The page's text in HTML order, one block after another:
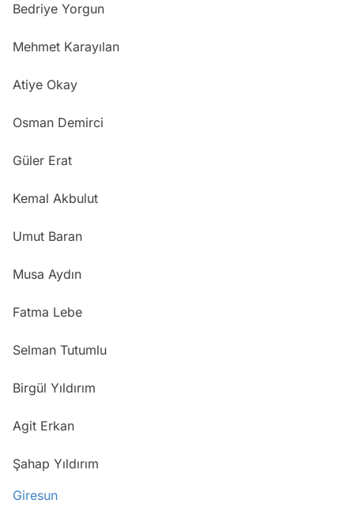
Bedriye Yorgun
Mehmet Karayılan
Atiye Okay
Osman Demirci
Güler Erat
Kemal Akbulut
Umut Baran
Musa Aydın
Fatma Lebe
Selman Tutumlu
Birgül Yıldırım
Agit Erkan
Şahap Yıldırım
Giresun